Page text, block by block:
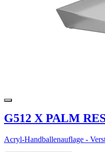
G512 X PALM
Acryl-Handballenauflage -